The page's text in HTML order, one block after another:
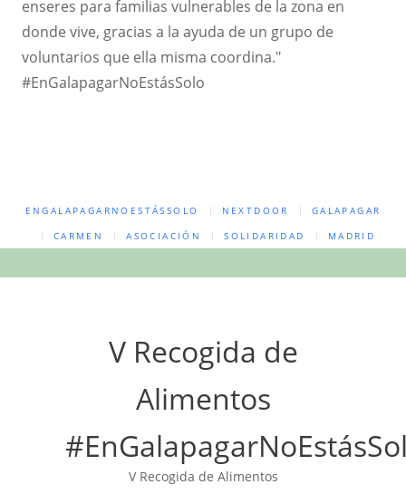
#EnGalapagarNoEstásSolo
ENGALAPAGARNOESTÁSSOLO NEXTDOOR GALAPAGAR
CARMEN ASOCIACIÓN SOLIDARIDAD MADRID
V Recogida de
Alimentos
V Recogida de Alimentos